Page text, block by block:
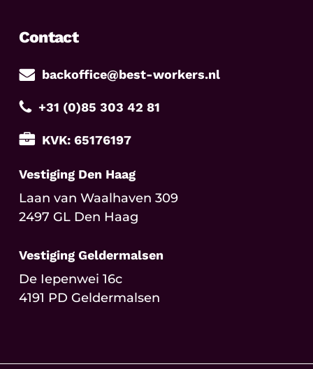
Contact
backoffice@best-workers.nl
+31 (0)85 303 42 81
KVK: 65176197
Vestiging Den Haag
Laan van Waalhaven 309
2497 GL Den Haag
Vestiging Geldermalsen
De Iepenwei 16c
4191 PD Geldermalsen